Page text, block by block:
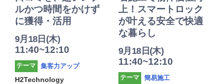
ルかつ時間をかけず
に獲得・活用
9月18日(木)
11:40~12:10
テーマ
集客力アップ
H2Technology
上！スマートロック
が叶える安全で快適
な暮らし
9月18日(木)
11:40~12:10
テーマ
簡易施工